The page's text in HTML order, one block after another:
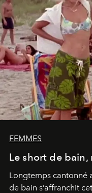
FEMMES
Le short de bain,
Longtemps cantonné
de bain s’affranchit